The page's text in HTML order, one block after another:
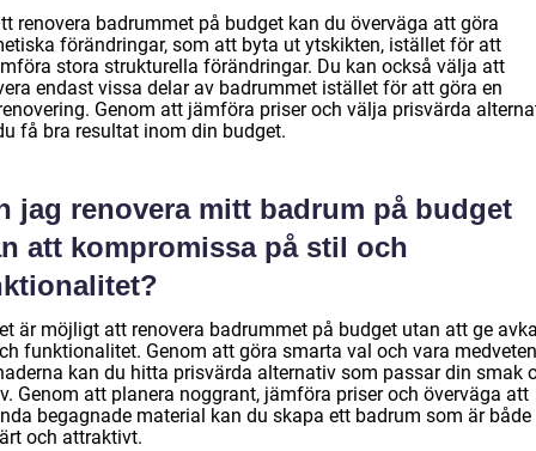
renovera badrummet på budget kan du överväga att göra
förändringar, som att byta ut ytskikten, istället för att
stora strukturella förändringar. Du kan också välja att
endast vissa delar av badrummet istället för att göra en
Genom att jämföra priser och välja prisvärda
få bra resultat inom din budget.
jag renovera mitt badrum på budget
att kompromissa på stil och
är möjligt att renovera badrummet på budget utan att ge
funktionalitet. Genom att göra smarta val och vara
kan du hitta prisvärda alternativ som passar din smak
Genom att planera noggrant, jämföra priser och överväga att
begagnade material kan du skapa ett badrum som är både
och attraktivt.